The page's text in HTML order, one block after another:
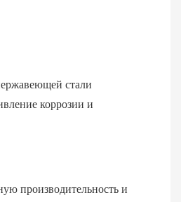
стали
коррозии и
производительность и